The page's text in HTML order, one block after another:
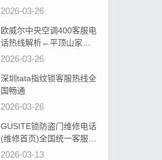
2026-03-26
欧威尔中央空调400客服电
话热线解析←平顶山家居
装修，中央空调安装攻略
2026-03-26
深圳tata指纹锁客服热线全
国畅通
2026-03-26
GUSITE锁防盗门维修电话
(维修首页)全国统一客服电
话阐明GUSITE锁防盗门必
2026-03-13